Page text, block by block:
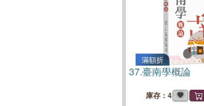
滿額折
37.臺南學概論
庫存：4